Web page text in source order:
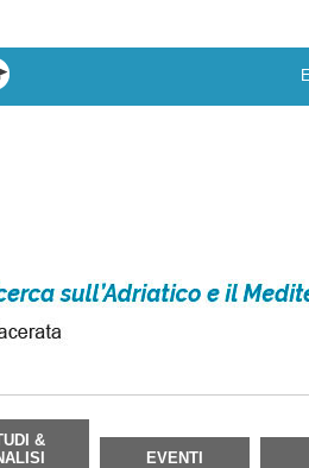
&
EVENTI